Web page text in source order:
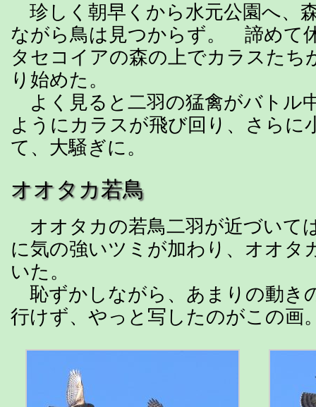
珍しく朝早くから水元公園へ、
ながら鳥は見つからず。 諦めて
タセコイアの森の上でカラスたち
り始めた。
よく見ると二羽の猛禽がバトル
ようにカラスが飛び回り、さらに
て、大騒ぎに。
オオタカ若鳥
オオタカの若鳥二羽が近づいて
に気の強いツミが加わり、オオタ
いた。
恥ずかしながら、あまりの動き
行けず、やっと写したのがこの画